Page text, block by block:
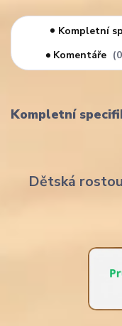
Kompletní
Komentáře
0
Kompletní
Dětská